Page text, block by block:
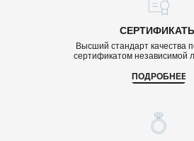
Высший стандарт качества
сертификатом независимой
ПОДРОБНЕЕ